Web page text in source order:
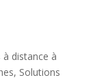
à distance à
, Solutions